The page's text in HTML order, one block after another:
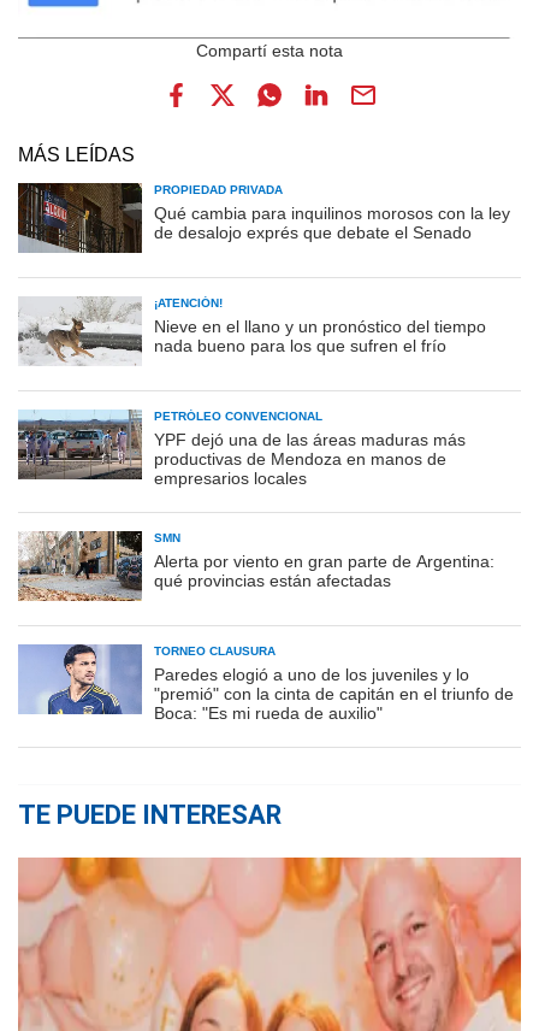
MÁS LEÍDAS
PROPIEDAD PRIVADA
Qué cambia para inquilinos morosos con la ley
de desalojo exprés que debate el Senado
¡ATENCIÓN!
Nieve en el llano y un pronóstico del tiempo
nada bueno para los que sufren el frío
PETRÓLEO CONVENCIONAL
YPF dejó una de las áreas maduras más
productivas de Mendoza en manos de
empresarios locales
SMN
Alerta por viento en gran parte de Argentina:
qué provincias están afectadas
TORNEO CLAUSURA
Paredes elogió a uno de los juveniles y lo
"premió" con la cinta de capitán en el triunfo de
Boca: "Es mi rueda de auxilio"
TE PUEDE INTERESAR